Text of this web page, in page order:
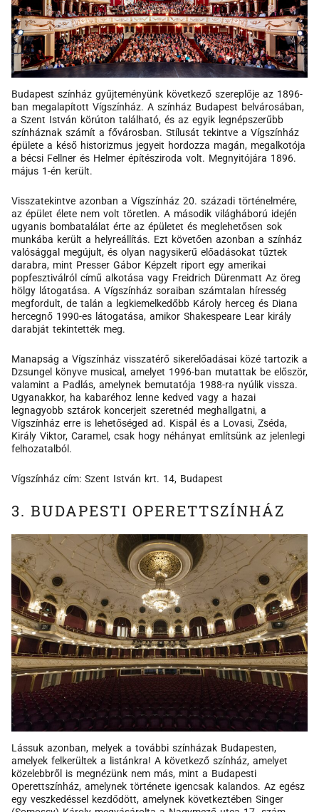
Budapest színház gyűjteményünk következő szereplője az 1896-
ban megalapított Vígszínház. A színház Budapest belvárosában,
a Szent István körúton található, és az egyik legnépszerűbb
színháznak számít a fővárosban. Stílusát tekintve a Vígszínház
épülete a késő historizmus jegyeit hordozza magán, megalkotója
a bécsi Fellner és Helmer építésziroda volt. Megnyitójára 1896.
május 1-én került.
Visszatekintve azonban a Vígszínház 20. századi történelmére,
az épület élete nem volt töretlen. A második világháború idején
ugyanis bombatalálat érte az épületet és meglehetősen sok
munkába került a helyreállítás. Ezt követően azonban a színház
valósággal megújult, és olyan nagysikerű előadásokat tűztek
darabra, mint Presser Gábor Képzelt riport egy amerikai
popfesztiválról című alkotása vagy Freidrich Dürenmatt Az öreg
hölgy látogatása. A Vígszínház soraiban számtalan híresség
megfordult, de talán a legkiemelkedőbb Károly herceg és Diana
hercegnő 1990-es látogatása, amikor Shakespeare Lear király
darabját tekintették meg.
Manapság a Vígszínház visszatérő sikerelőadásai közé tartozik a
Dzsungel könyve musical, amelyet 1996-ban mutattak be először,
valamint a Padlás, amelynek bemutatója 1988-ra nyúlik vissza.
Ugyanakkor, ha kabaréhoz lenne kedved vagy a hazai
legnagyobb sztárok koncerjeit szeretnéd meghallgatni, a
Vígszínház erre is lehetőséged ad. Kispál és a Lovasi, Zséda,
Király Viktor, Caramel, csak hogy néhányat említsünk az jelenlegi
felhozatalból.
Vígszínház cím: Szent István krt. 14, Budapest
3. BUDAPESTI OPERETTSZÍNHÁZ
Lássuk azonban, melyek a további színházak Budapesten,
amelyek felkerültek a listánkra! A következő színház, amelyet
közelebbről is megnézünk nem más, mint a Budapesti
Operettszínház, amelynek története igencsak kalandos. Az egész
egy veszkedéssel kezdődött, amelynek következtében Singer